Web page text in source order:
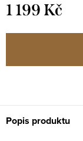
1 199 Kč
cena:
Popis produktu